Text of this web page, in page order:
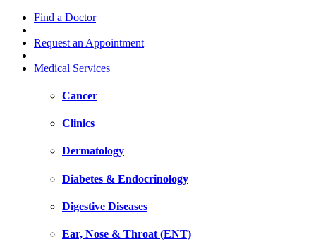
Find a Doctor
Request an Appointment
Medical Services
Cancer
Clinics
Dermatology
Diabetes & Endocrinology
Digestive Diseases
Ear, Nose & Throat (ENT)